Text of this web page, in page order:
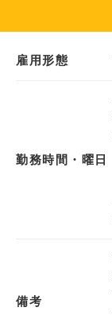
雇用形態
勤務時間・曜日
備考